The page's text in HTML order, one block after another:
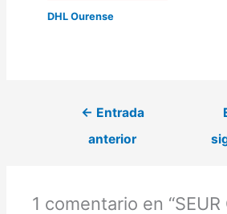
DHL Ourense
← Entrada
anterior
1 comentario en “SEUR